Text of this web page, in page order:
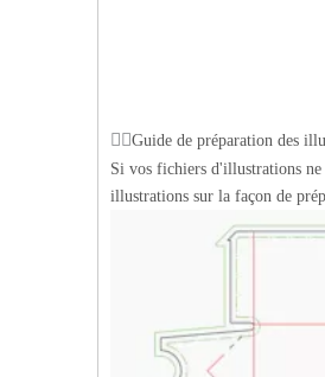
Guide de préparation des
Si vos fichiers d'illustrations ne
illustrations sur la façon de